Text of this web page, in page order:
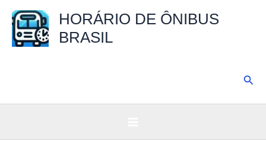
para
HORÁRIO DE ÔNIBUS
BRASIL